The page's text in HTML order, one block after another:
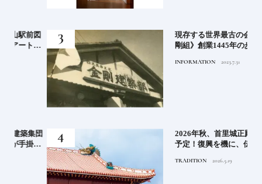
現存する世界最古の会社《金
剛組》創業1445年の歩み【前
INFORMATION 2023.7.31
2026年秋、首里城正殿が完成
予定！復興を機に、伝統技術
復興のいま2026.5.19